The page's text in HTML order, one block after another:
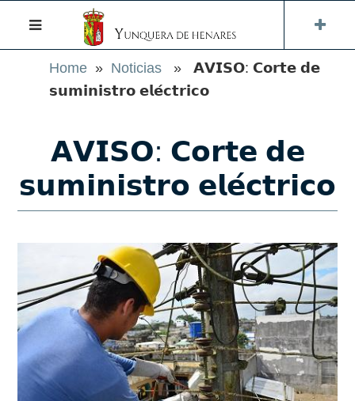
Home » Noticias » 𝗔𝗩𝗜𝗦𝗢: 𝗖𝗼𝗿𝘁𝗲 𝗱𝗲
𝘀𝘂𝗺𝗶𝗻𝗶𝘀𝘁𝗿𝗼 𝗲𝗹𝗲́𝗰𝘁𝗿𝗶𝗰𝗼
𝗔𝗩𝗜𝗦𝗢: 𝗖𝗼𝗿𝘁𝗲 𝗱𝗲
𝘀𝘂𝗺𝗶𝗻𝗶𝘀𝘁𝗿𝗼 𝗲𝗹𝗲́𝗰𝘁𝗿𝗶𝗰𝗼